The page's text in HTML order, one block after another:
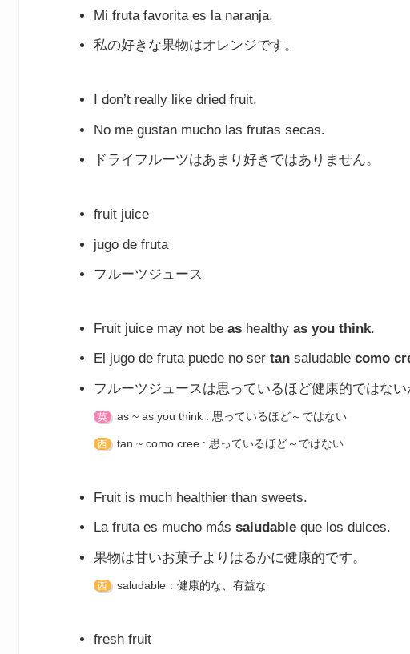
Mi fruta favorita es la naranja.
私の好きな果物はオレンジです。
I don’t really like dried fruit.
No me gustan mucho las frutas secas.
ドライフルーツはあまり好きではありません。
fruit juice
jugo de fruta
フルーツジュース
Fruit juice may not beas healthyas you think.
El jugo de fruta puede no sertan saludablecomo
フルーツジュースは思っているほど健康的ではない
英 as ~ as you think : 思っているほど～ではない
西 tan ~ como cree : 思っているほど～ではない
Fruit is much healthier than sweets.
La fruta es mucho mássaludable que los dulces.
果物は甘いお菓子よりはるかに健康的です。
西 saludable：健康的な、有益な
fresh fruit